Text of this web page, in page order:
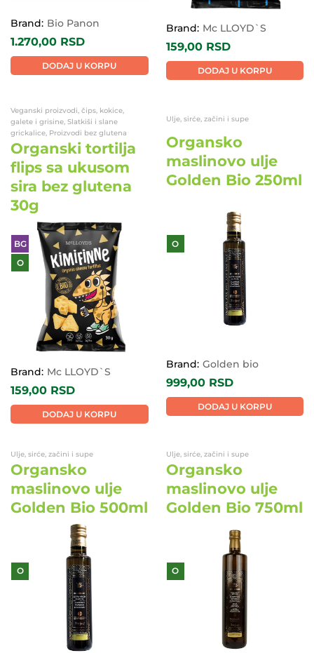
Brand: Bio Panon
1.270,00 RSD
DODAJ U KORPU
Brand: Mc LLOYD`S
159,00 RSD
DODAJ U KORPU
Veganski proizvodi, čips, kokice,
galete i grisine, Slatkiši i slane
grickalice, Proizvodi bez glutena
Organski tortilja
flips sa ukusom
sira bez glutena
30g
BG
O
Brand: Mc LLOYD`S
159,00 RSD
DODAJ U KORPU
Ulje, sirće, začini i supe
Organsko
maslinovo ulje
Golden Bio 250ml
O
Brand: Golden bio
999,00 RSD
DODAJ U KORPU
Ulje, sirće, začini i supe
Organsko
maslinovo ulje
Golden Bio 500ml
O
Ulje, sirće, začini i supe
Organsko
maslinovo ulje
Golden Bio 750ml
O